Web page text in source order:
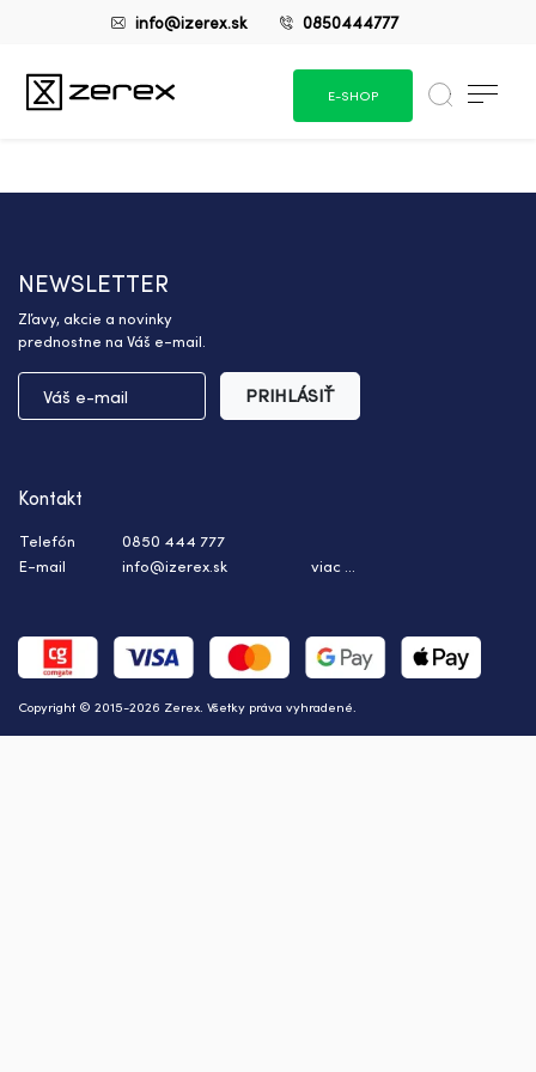
info@izerex.sk 0850444777
E-SHOP
NEWSLETTER
Zľavy, akcie a novinky
prednostne na Váš e-mail.
PRIHLÁSIŤ
Copyright © 2015-2026 Zerex. Všetky práva vyhradené.
Kontakt
Telefón
0850 444 777
E-mail
info@izerex.sk viac ...